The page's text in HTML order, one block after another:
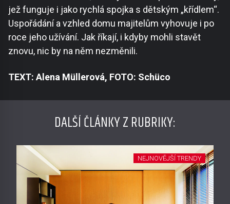
jež funguje i jako rychlá spojka s dětským „křídlem“.
Uspořádání a vzhled domu majitelům vyhovuje i po
roce jeho užívání. Jak říkají, i kdyby mohli stavět
znovu, nic by na něm nezměnili.
TEXT: Alena Müllerová, FOTO: Schüco
DALŠÍ ČLÁNKY Z RUBRIKY:
NEJNOVĚJŠÍ TRENDY